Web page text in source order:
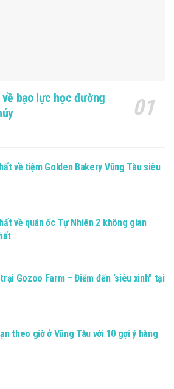
bạo lực học đường
về tiệm Golden Bakery Vũng Tàu siêu
về quán ốc Tự Nhiên 2 không gian
Gozoo Farm – Điểm đến ‘siêu xinh” tại
theo giờ ở Vũng Tàu với 10 gợi ý hàng